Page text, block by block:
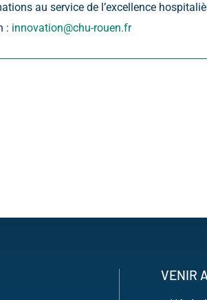
au service de l’excellence
: innovation@chu-rouen.fr
VENIR